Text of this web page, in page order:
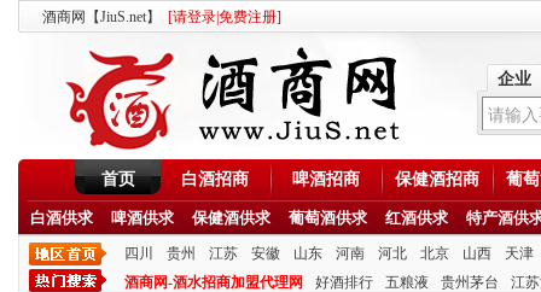
酒商网【JiuS.net】 [请登录免费注册]
企业
首页 白酒招商 啤酒招商 保健酒招商 葡
白酒供求 啤酒供求 保健酒供求 葡萄酒供求 红酒供求 特产酒供
四川 贵州 江苏 安徽 山东 河南 河北 北京 山西
天津
酒商网-酒水招商加盟代理网
好酒排行 五粮液 贵州茅台 江